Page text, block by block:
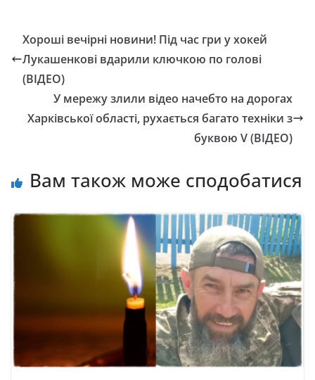
Хороші вечірні новини! Під час гри у хокей
Лукашенкові вдарили ключкою по голові
(ВІДЕО)
У мережу злили відео начебто на дорогах
Харківської області, рухається багато техніки з
буквою V (ВІДЕО)
Вам також може сподобатися